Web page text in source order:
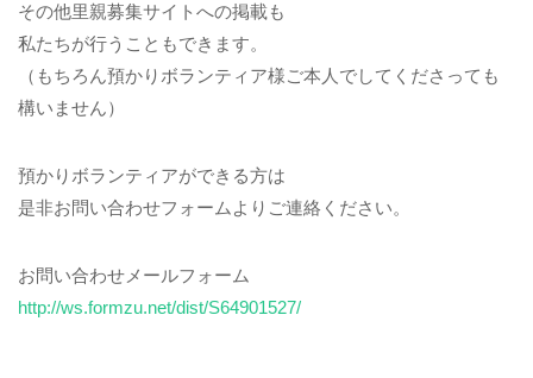
その他里親募集サイトへの掲載も
私たちが行うこともできます。
（もちろん預かりボランティア様ご本人でしてくださっても
構いません）
預かりボランティアができる方は
是非お問い合わせフォームよりご連絡ください。
お問い合わせメールフォーム
http://ws.formzu.net/dist/S64901527/